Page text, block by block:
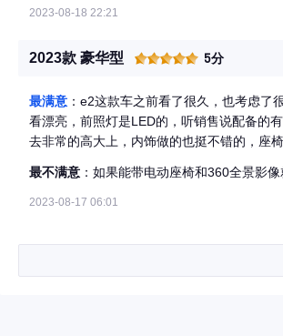
2023-08-18 22:21
2023款 豪华型 5分
最满意 ：e2这款车之前看了很久，也考虑
看漂亮，前照灯是LED的，听销售说配备的
去非常的高大上，内饰做的也挺不错的，座
最不满意 ：如果能带电动座椅和360全景影像
2023-08-17 06:01